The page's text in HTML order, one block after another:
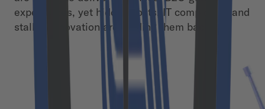
experiences, yet hidden costs, IT complexity, and
stalled innovation are holding them back.